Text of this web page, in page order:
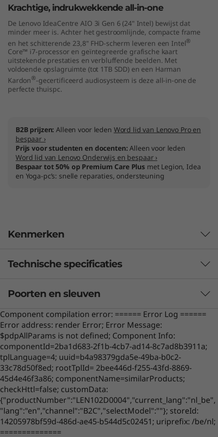
4
n
Krachtige, indrukwekkende all-in-one
De Lenovo IdeaCentre AIO 3i Gen 6 (24" Intel) bewijst dat
minder meer is. Achter het gestroomlijnde, compacte frame
en het schitterende 23,8" FHD-scherm leveren een Intel®
Core™ i7-processor en geïntegreerde grafische kaart
uitstekende prestaties en verbluffende beelden. Met
voldoende opslagruimte (tot 1TB SDD) en een Harman
Kardon®-gecertificeerd audiosysteem is deze all-in-one de
perfecte thuispc.
B2B prijzen:Alleen voor leden Word lid van Lenovo Pro en
bespaar ›
Prijs voor studenten en docenten:Alleen voor leden
Word lid van Lenovo Onderwijs en bespaar ›
Bespaar tot 50% op Premium Care Plusmet Legion, Idea
en Yoga-pc’s: snelle reparaties, ondersteuning
Kenmerken
Toetsenbord en muis niet inbegrepen
Uitmuntende prestaties in een opvallend
Technische specificaties
433,56 mm x 541 mm x 185,34 mm / 17,07" x 21,3" x
7,3"
Gewicht
Vanaf 6,81 kg
Audio
2 stereoluidsprekers van 3 W
Harman Kardon®-gecertificeerd
Poorten en sleuven
Component compilation error: ====== Error Log ======
Error address: render Error; Error Message:
$pdpAllParams is not defined; Component Info:
componentId=2ba1d683-2f1b-4cb7-ad14-8c7ad8b3911a;
tplLanguage=4; uuid=b4a98379gda5e-49ba-b0c2-
33c78d50f8ed; rootTplId= 2bee446d-f255-43fd-8869-
45d4e46f3a86; componentName=similarProducts;
checkHttl=false; customData:
{"productNumber":"LEN102D0004","current_lang":"nl_be",
"lang":"en","channel":"B2C","selectModel":""}; storeId:
14205978bf59d-486d-ae45-b544d5c02451; uriprefix: /be/nl;
==============